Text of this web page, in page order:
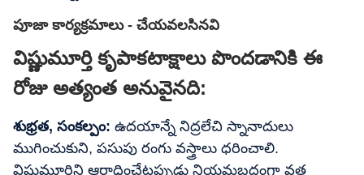
పూజా కార్యక్రమాలు - చేయవలసినవి
విష్ణుమూర్తి కృపాకటాక్షాలు పొందడానికి ఈ
రోజు అత్యంత అనువైనది:
శుభ్రత, సంకల్పం: ఉదయాన్నే నిద్రలేచి స్నానాదులు
ముగించుకుని, పసుపు రంగు వస్త్రాలు ధరించాలి.
విష్ణుమూర్తిని ఆరాధించేటప్పుడు నియమబద్ధంగా వ్రత